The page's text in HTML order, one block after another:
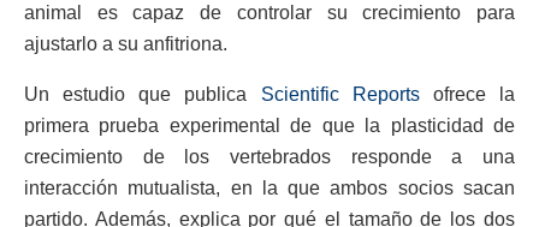
animal es capaz de controlar su crecimiento para
ajustarlo a su anfitriona.
Un estudio que publica Scientific Reportsofrece la
primera prueba experimental de que la plasticidad de
crecimiento de los vertebrados responde a una
interacción mutualista, en la que ambos socios sacan
partido. Además, explica por qué el tamaño de los dos